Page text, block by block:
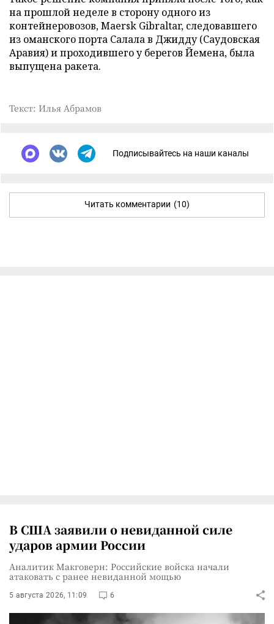
на прошлой неделе в сторону одного из
контейнеровозов, Maersk Gibraltar, следовавшего
из оманского порта Салала в Джидду (Саудовская
Аравия) и проходившего у берегов Йемена, была
выпущена ракета.
Текст: Илья Абрамов
Подписывайтесь на наши каналы
Читать комментарии (10)
В США заявили о невиданной силе
ударов армии России
Аналитик Макговерн: Российские войска начали
атаковать с ранее невиданной мощью
5 августа 2026, 11:09 6